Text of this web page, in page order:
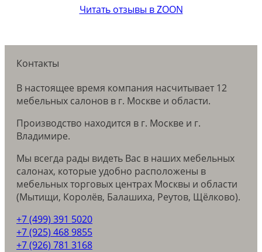
Читать отзывы в ZOON
Контакты
В настоящее время компания насчитывает 12
мебельных салонов в г. Москве и области.
Производство находится в г. Москве и г.
Владимире.
Мы всегда рады видеть Вас в наших мебельных
салонах, которые удобно расположены в
мебельных торговых центрах Москвы и области
(Мытищи, Королёв, Балашиха, Реутов, Щёлково).
+7 (499) 391 5020
+7 (925) 468 9855
+7 (926) 781 3168